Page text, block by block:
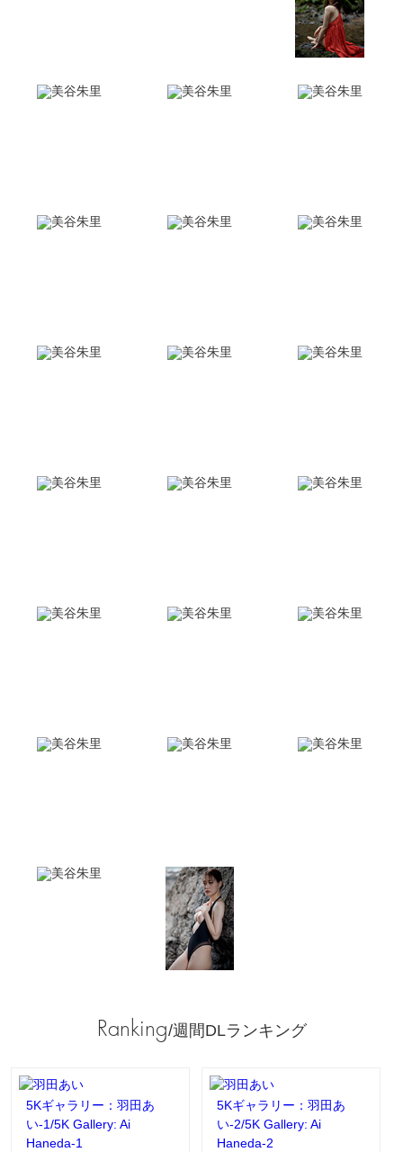
Ranking/週間DLランキング
5Kギャラリー：羽田あ
い-1/5K Gallery: Ai
Haneda-1
5Kギャラリー：羽田あ
い-2/5K Gallery: Ai
Haneda-2